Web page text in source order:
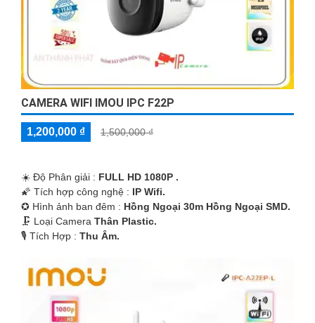
CAMERA WIFI IMOU IPC F22P
1,200,000 ₫ 1,500,000 ₫
☀️ Độ Phân giải : FULL HD 1080P .
🌠 Tích hợp công nghệ : IP Wifi.
✪ Hình ảnh ban đêm : Hồng Ngoại 30m Hồng Ngoại SMD.
🗜️ Loại Camera Thân Plastic.
️🎙 Tích Hợp : Thu Âm.